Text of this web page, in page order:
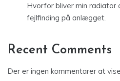
Hvorfor bliver min radiator
fejlfinding på anlægget.
Recent Comments
Der er ingen kommentarer at